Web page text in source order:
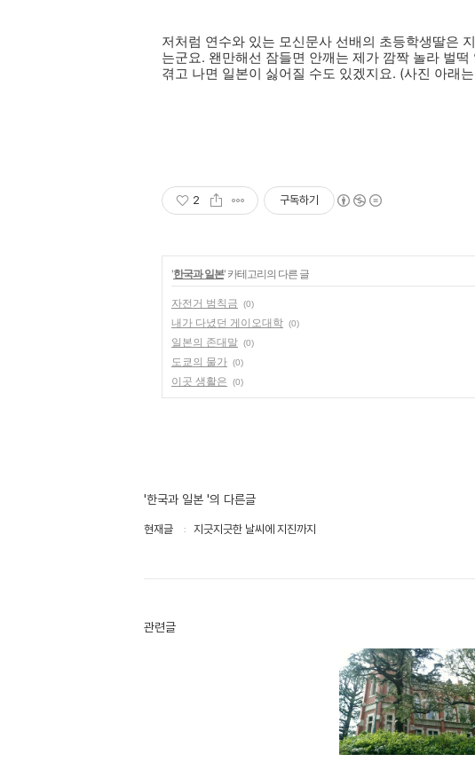
저처럼 연수와 있는 모신문사 선배의 초등학생딸은
는군요. 왠만해선 잠들면 안깨는 제가 깜짝 놀라 벌
겪고 나면 일본이 싫어질 수도 있겠지요. (사진 아래
2 구독하기
'한국과 일본' 카테고리의 다른 글
자전거 범칙금 (0)
내가 다녔던 게이오대학 (0)
일본의 존대말 (0)
도쿄의 물가 (0)
이곳 생활은 (0)
'한국과 일본 '의 다른글
현재글 지긋지긋한 날씨에 지진까지
관련글